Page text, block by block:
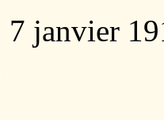
7 janvier